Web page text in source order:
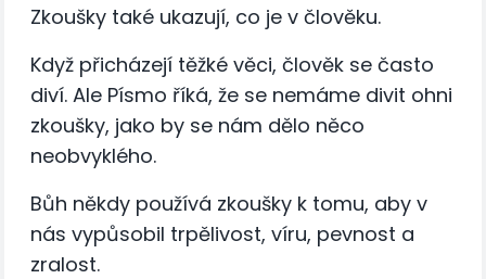
Zkoušky také ukazují, co je v člověku.
Když přicházejí těžké věci, člověk se často
diví. Ale Písmo říká, že se nemáme divit ohni
zkoušky, jako by se nám dělo něco
neobvyklého.
Bůh někdy používá zkoušky k tomu, aby v
nás vypůsobil trpělivost, víru, pevnost a
zralost.